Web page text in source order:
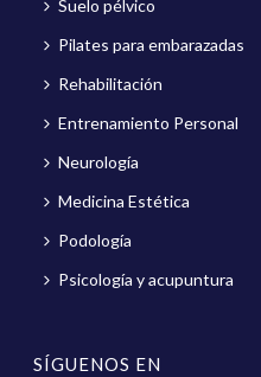
Suelo pélvico
Pilates para embarazadas
Rehabilitación
Entrenamiento Personal
Neurología
Medicina Estética
Podología
Psicología y acupuntura
SÍGUENOS EN